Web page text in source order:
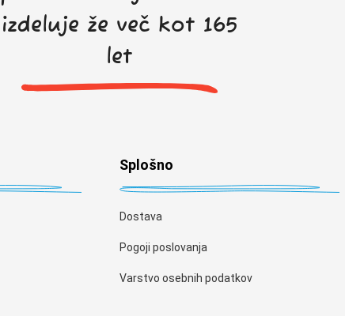
izdeluje že več kot 165
let
Splošno
Dostava
Pogoji poslovanja
Varstvo osebnih podatkov